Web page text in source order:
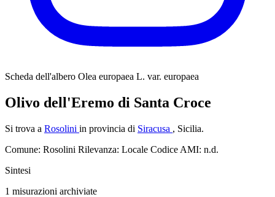
Scheda dell'albero Olea europaea L. var. europaea
Olivo dell'Eremo di Santa Croce
Si trova a Rosolini in provincia di Siracusa , Sicilia.
Comune: Rosolini Rilevanza: Locale Codice AMI: n.d.
Sintesi
1 misurazioni archiviate